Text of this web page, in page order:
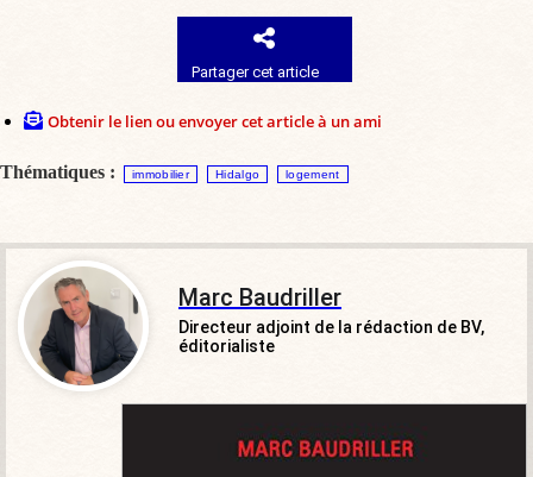
Partager cet article
Obtenir le lien ou envoyer cet article à un ami
Thématiques : immobilier Hidalgo logement
Marc Baudriller
Directeur adjoint de la rédaction de BV,
éditorialiste